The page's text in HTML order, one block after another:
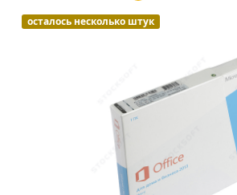
осталось несколько штук